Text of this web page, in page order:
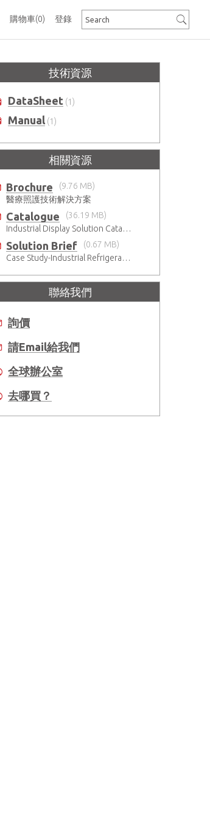
購物車(0) 登錄
技術資源
DataSheet (1)
Manual (1)
相關資源
Brochure
(9.76 MB)
醫療照護技術解決方案
Catalogue
(36.19 MB)
Industrial Display Solution Catalog 2026
Solution Brief
(0.67 MB)
Case Study-Industrial Refrigeration HMI-IP69K PC
聯絡我們
詢價
請Email給我們
全球辦公室
去哪買？